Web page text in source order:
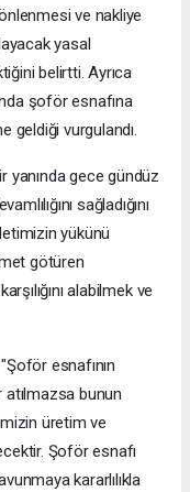
ve nakliye
yasal
belirtti. Ayrıca
şoför esnafına
geldiği vurgulandı.
yanında gece gündüz
sağladığını
yükünü
götüren
alabilmek ve
esnafının
atılmazsa bunun
üretim ve
Şoför esnafı
kararlılıkla